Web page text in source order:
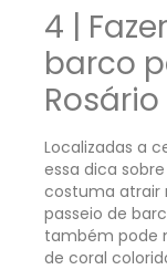
4 |
barco
Rosário
Localizadas a
essa dica
costuma atrair
passeio de
também pode
de coral